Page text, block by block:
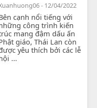
- 12/04/2022
cạnh nổi tiếng với
công trình kiến
mang đậm dấu ấn
giáo, Thái Lan còn
yêu thích bởi các lễ
...